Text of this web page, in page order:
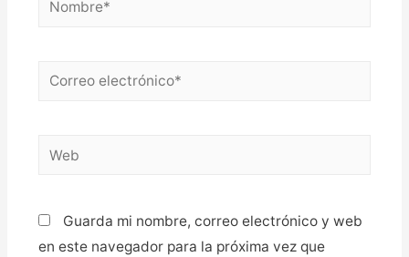
Guarda mi nombre, correo electrónico y web
en este navegador para la próxima vez que